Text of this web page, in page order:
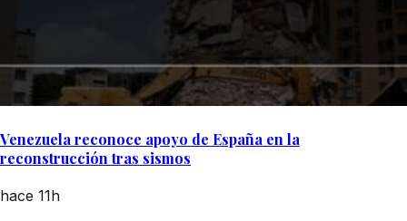
Venezuela reconoce apoyo de España en la
reconstrucción tras sismos
hace 11h